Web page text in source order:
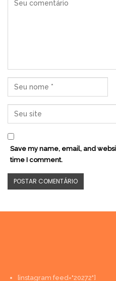
Save my name, email, and
time I comment.
[instagram feed="20272"]